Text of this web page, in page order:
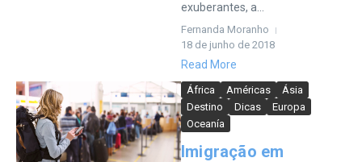
exuberantes, a...
Fernanda Moranho
18 de junho de 2018
Read More
África Américas
Ásia
Destino
Dicas
Europa
Oceanía
Imigração em